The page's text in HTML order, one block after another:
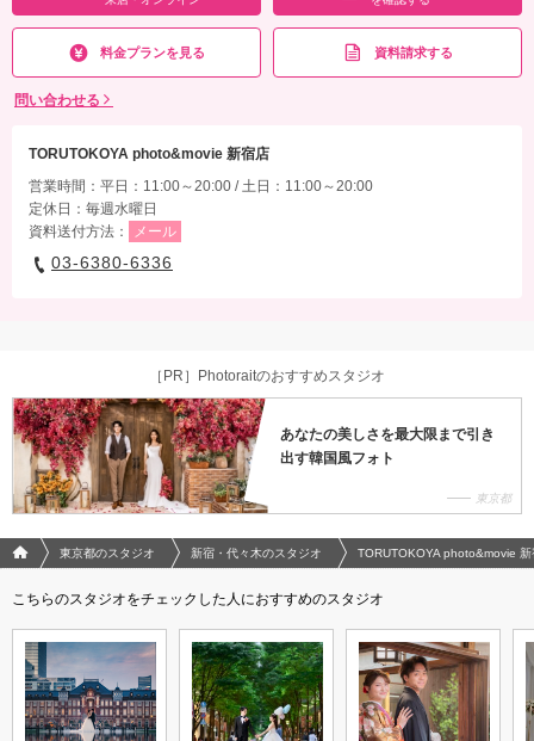
料金プランを見る 資料請求する
問い合わせる
TORUTOKOYA photo&movie 新宿店
営業時間：平日：11:00～20:00 / 土日：11:00～20:00
定休日：毎週水曜日
資料送付方法：
メール
03-6380-6336
［PR］Photoraitのおすすめスタジオ
あなたの美しさを最大限まで引き
出す韓国風フォト
東京都
フォトウエディング/結婚写真のPhotorait ホーム
東京都のスタジオ 新宿・代々木のスタジオ TORUTOKOYA photo&movie 新
こちらのスタジオをチェックした人におすすめのスタジオ